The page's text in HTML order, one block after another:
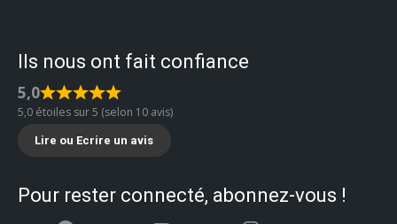
Ils nous ont fait confiance
5,0
5,0 étoiles sur 5 (selon 10 avis)
Lire ou Ecrire un avis
Pour rester connecté, abonnez-vous !